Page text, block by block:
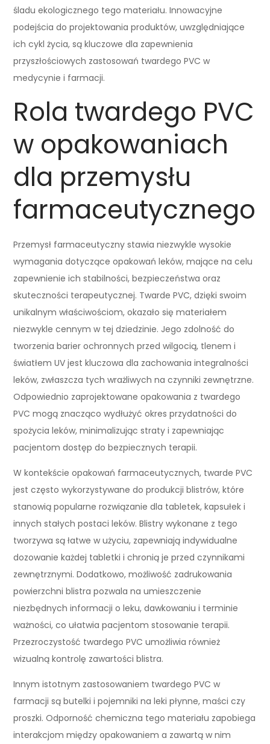
śladu ekologicznego tego materiału. Innowacyjne
podejścia do projektowania produktów, uwzględniające
ich cykl życia, są kluczowe dla zapewnienia
przyszłościowych zastosowań twardego PVC w
medycynie i farmacji.
Rola twardego PVC
w opakowaniach
dla przemysłu
farmaceutycznego
Przemysł farmaceutyczny stawia niezwykle wysokie
wymagania dotyczące opakowań leków, mające na celu
zapewnienie ich stabilności, bezpieczeństwa oraz
skuteczności terapeutycznej. Twarde PVC, dzięki swoim
unikalnym właściwościom, okazało się materiałem
niezwykle cennym w tej dziedzinie. Jego zdolność do
tworzenia barier ochronnych przed wilgocią, tlenem i
światłem UV jest kluczowa dla zachowania integralności
leków, zwłaszcza tych wrażliwych na czynniki zewnętrzne.
Odpowiednio zaprojektowane opakowania z twardego
PVC mogą znacząco wydłużyć okres przydatności do
spożycia leków, minimalizując straty i zapewniając
pacjentom dostęp do bezpiecznych terapii.
W kontekście opakowań farmaceutycznych, twarde PVC
jest często wykorzystywane do produkcji blistrów, które
stanowią popularne rozwiązanie dla tabletek, kapsułek i
innych stałych postaci leków. Blistry wykonane z tego
tworzywa są łatwe w użyciu, zapewniają indywidualne
dozowanie każdej tabletki i chronią je przed czynnikami
zewnętrznymi. Dodatkowo, możliwość zadrukowania
powierzchni blistra pozwala na umieszczenie
niezbędnych informacji o leku, dawkowaniu i terminie
ważności, co ułatwia pacjentom stosowanie terapii.
Przezroczystość twardego PVC umożliwia również
wizualną kontrolę zawartości blistra.
Innym istotnym zastosowaniem twardego PVC w
farmacji są butelki i pojemniki na leki płynne, maści czy
proszki. Odporność chemiczna tego materiału zapobiega
interakcjom między opakowaniem a zawartą w nim